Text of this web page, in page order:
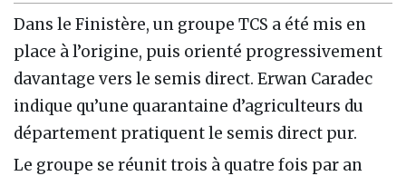
Dans le Finistère, un groupe TCS a été mis en
place à l’origine, puis orienté progressivement
davantage vers le semis direct. Erwan Caradec
indique qu’une quarantaine d’agriculteurs du
département pratiquent le semis direct pur.
Le groupe se réunit trois à quatre fois par an